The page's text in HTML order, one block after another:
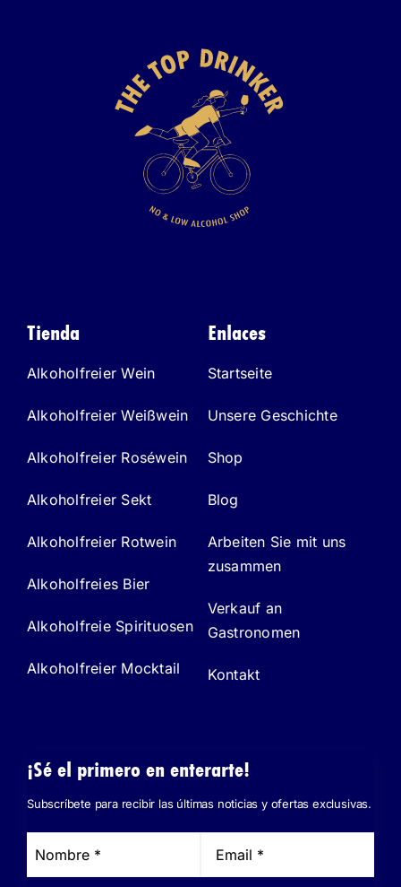
Tienda
Alkoholfreier Wein
Alkoholfreier Weißwein
Alkoholfreier Roséwein
Alkoholfreier Sekt
Alkoholfreier Rotwein
Alkoholfreies Bier
Alkoholfreie Spirituosen
Alkoholfreier Mocktail
Enlaces
Startseite
Unsere Geschichte
Shop
Blog
Arbeiten Sie mit uns
zusammen
Verkauf an
Gastronomen
Kontakt
¡Sé el primero en enterarte!
Subscríbete para recibir las últimas noticias y ofertas exclusivas.